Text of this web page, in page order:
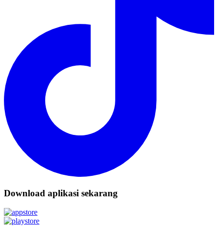
Download aplikasi sekarang